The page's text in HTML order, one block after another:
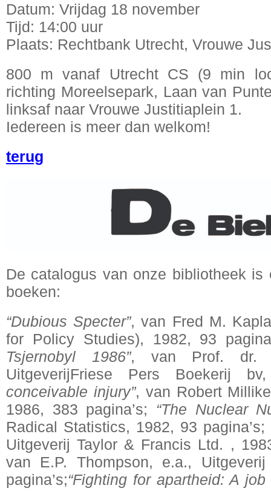
Datum: Vrijdag 18 november
Tijd: 14:00 uur
Plaats: Rechtbank Utrecht, Vrouwe
800 m vanaf Utrecht CS (9 min
richting Moreelsepark, Laan van
linksaf naar Vrouwe Justitiaplein 1.
Iedereen is meer dan welkom!
terug
De catalogus van onze bibliotheek
boeken:
“Dubious Specter”, van Fred M.
for Policy Studies), 1982, 93
Tsjernobyl 1986”, van Prof. dr.
UitgeverijFriese Pers Boekerij
conceivable injury”, van Robert
1986, 383 pagina’s; “The Nuclear
Radical Statistics, 1982, 93 pagina’s;
Uitgeverij Taylor & Francis Ltd. ,
van E.P. Thompson, e.a.,
pagina’s;“Fighting for apartheid: A job